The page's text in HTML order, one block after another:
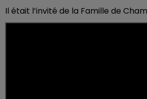
Il était l’invité de la Famille de